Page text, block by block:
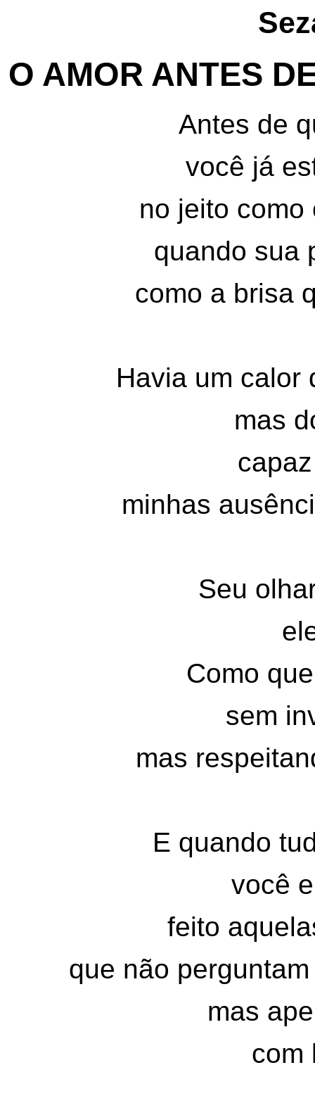
O AMOR ANTES
Antes de
você já
no jeito como
quando sua
como a brisa
Havia um calor
mas
minhas
Seu
Como
sem
mas
E quando
você
feito
que não
mas
com